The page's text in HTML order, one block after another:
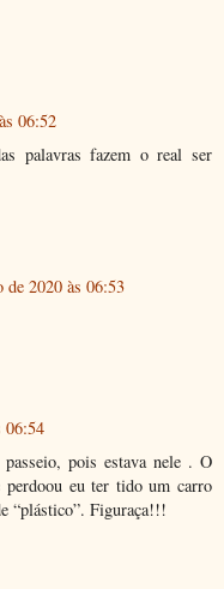
06:52
palavras fazem o real ser
de 2020 às 06:53
06:54
pois estava nele . O
perdoou eu ter tido um carro
“plástico”. Figuraça!!!